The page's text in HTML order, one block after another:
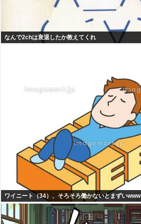
なんで2chは衰退したか教えてくれ
ワイニート（34）、そろそろ働かないとまずいwww